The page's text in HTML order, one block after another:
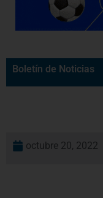
Boletín de Noticias
octubre 20, 2022